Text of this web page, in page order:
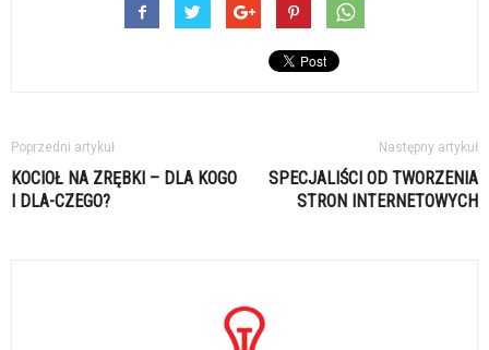
Poprzedni artykuł
KOCIOŁ NA ZRĘBKI – DLA KOGO
I DLA-CZEGO?
Następny artykuł
SPECJALIŚCI OD TWORZENIA
STRON INTERNETOWYCH